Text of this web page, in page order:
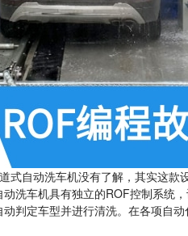
式自动洗车机没有了解，其实这
洗车机具有独立的ROF控制系统
判定车型并进行清洗。在各项自